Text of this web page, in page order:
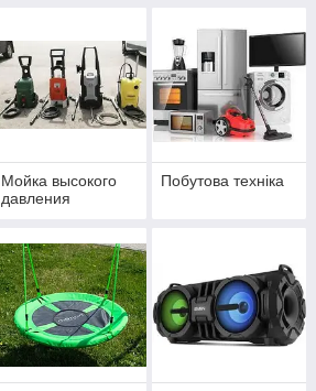
Мойка высокого
давления
Побутова техніка